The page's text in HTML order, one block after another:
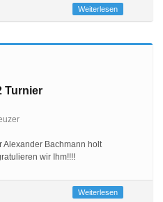
Weiterlesen
Turnier
Alexander Bachmann holt
wir Ihm!!!!
Weiterlesen